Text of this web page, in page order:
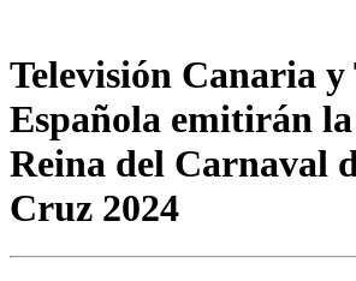
Televisión Canaria y
Española emitirán
Reina del Carnaval
Cruz 2024